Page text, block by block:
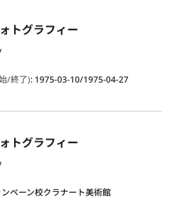
トグラフィー
/終了): 1975-03-10/1975-04-27
トグラフィー
ペーン校クラナート美術館